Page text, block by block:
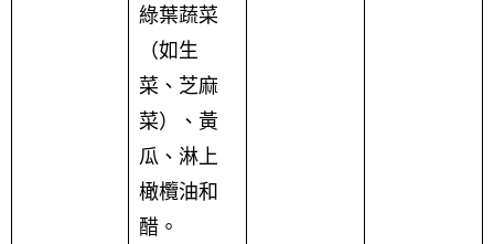
綠葉蔬菜
（如生
菜、芝麻
菜）、黃
瓜、淋上
橄欖油和
醋。